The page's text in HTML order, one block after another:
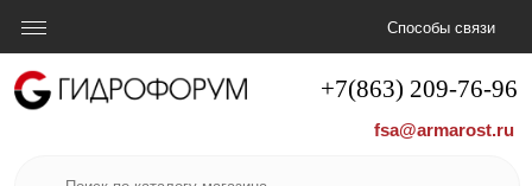
+7(863) 209-76-96
fsa@armarost.ru
Способы связи